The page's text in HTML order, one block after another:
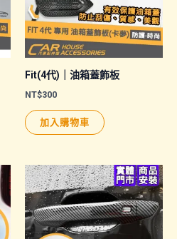
Fit(4代)｜油箱蓋飾板
NT$300
加入購物車